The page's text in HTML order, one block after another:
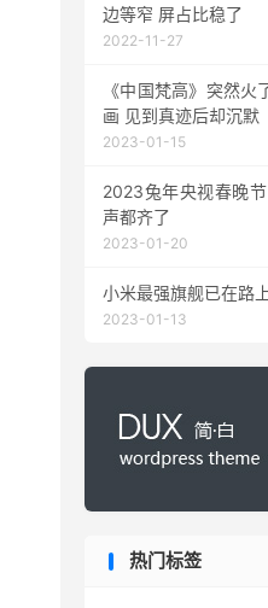
边等窄 屏占比稳了
2022-11-27
《中国梵高》突然
画 见到真迹后却沉默
2023-01-15
2023兔年央视春晚
声都齐了
2023-01-20
小米最强旗舰已在路
2023-01-13
热门标签